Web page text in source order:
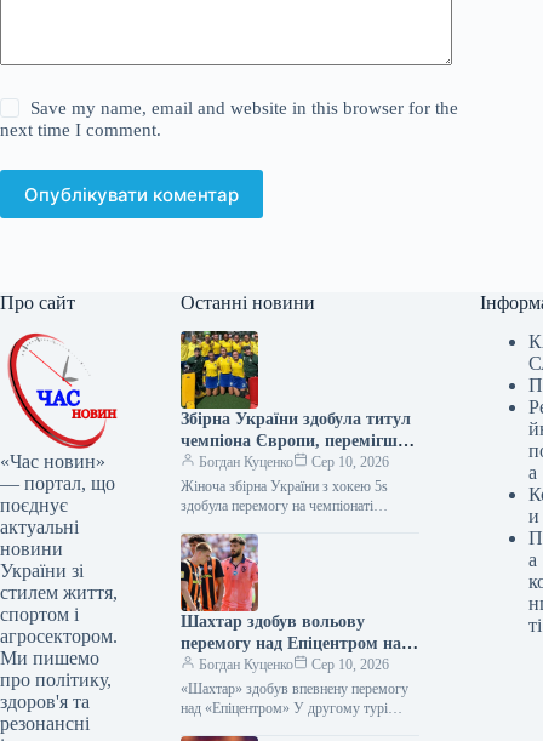
Save my name, email and website in this browser for the
next time I comment.
Опублікувати коментар
Про сайт
«Час новин»
— портал, що
поєднує
актуальні
новини
України зі
стилем життя,
спортом і
агросектором.
Ми пишемо
про політику,
здоров'я та
резонансні
Останні новини
Збірна України здобула титул
чемпіона Європи, перемігши
Швецію у фіналі
Богдан Куценко
Сер 10, 2026
Жіноча збірна України з хокею 5s
здобула перемогу на чемпіонаті
місті Валч. У фінальному поєдинку…
Шахтар здобув вольову
перемогу над Епіцентром на
його полі
Богдан Куценко
Сер 10, 2026
«Шахтар» здобув впевнену перемогу
над «Епіцентром» У другому турі
а
и
а
ті